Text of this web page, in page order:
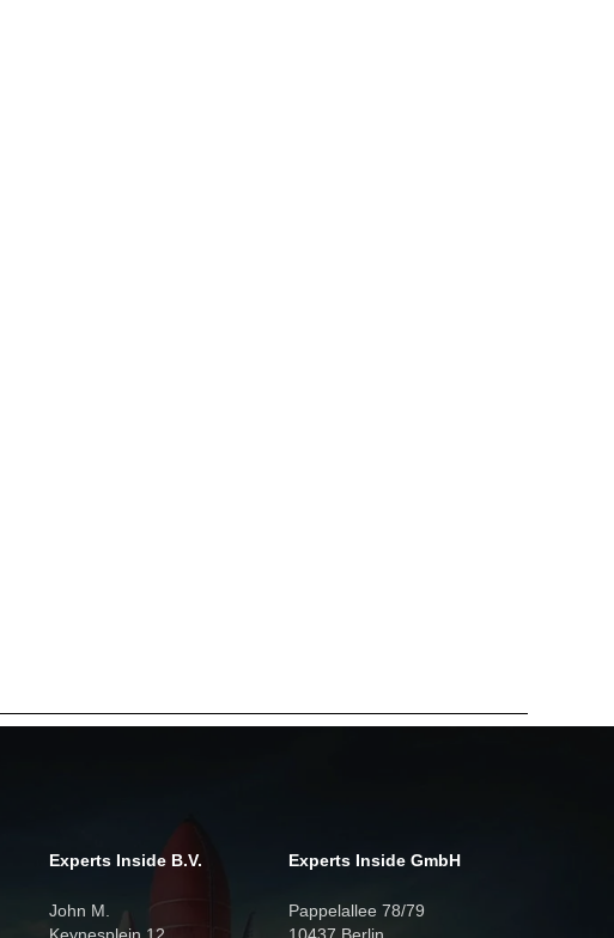
Experts Inside B.V.
John M.
Experts Inside GmbH
Pappelallee 78/79